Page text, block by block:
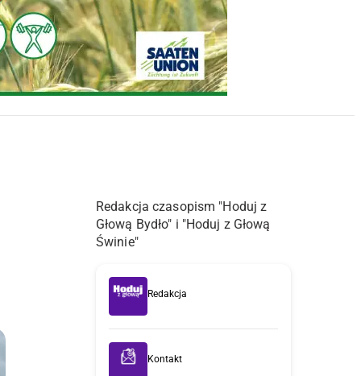
Redakcja czasopism "Hoduj z
Głową Bydło" i "Hoduj z Głową
Świnie"
Redakcja
Kontakt